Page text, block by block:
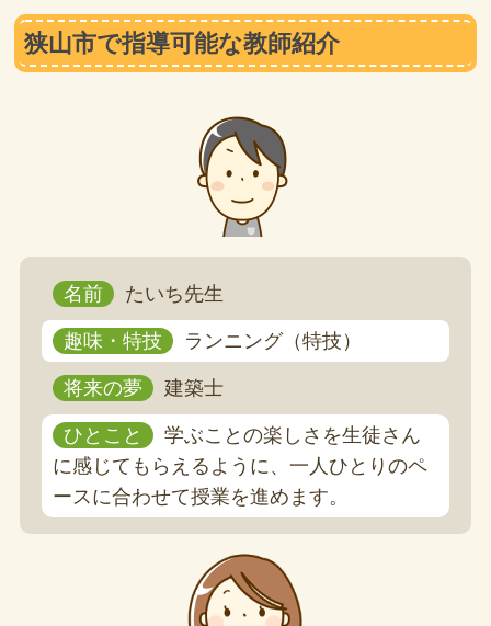
狭山市で指導可能な教師紹介
名前 たいち先生
趣味・特技 ランニング（特技）
将来の夢 建築士
ひとこと
学ぶことの楽しさを生徒さん
に感じてもらえるように、一人ひとりのペ
ースに合わせて授業を進めます。